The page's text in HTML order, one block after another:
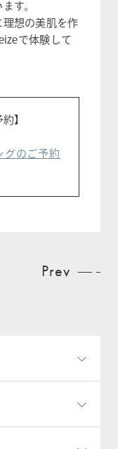
す。
理想の美肌を作
で体験して
】
グのご予約
Prev